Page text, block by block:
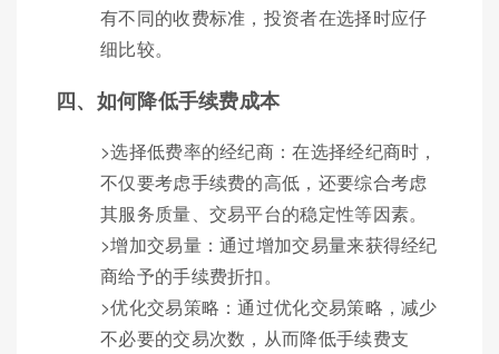
有不同的收费标准，投资者在选择时应仔
细比较。
四、如何降低手续费成本
>选择低费率的经纪商：在选择经纪商时，
不仅要考虑手续费的高低，还要综合考虑
其服务质量、交易平台的稳定性等因素。
>增加交易量：通过增加交易量来获得经纪
商给予的手续费折扣。
>优化交易策略：通过优化交易策略，减少
不必要的交易次数，从而降低手续费支